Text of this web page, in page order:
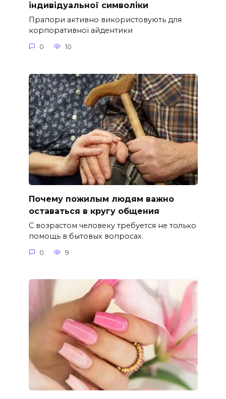
індивідуальної символіки
Прапори активно використовують для
корпоративної айдентики
0 10
Почему пожилым людям важно
оставаться в кругу общения
С возрастом человеку требуется не только
помощь в бытовых вопросах.
0 9